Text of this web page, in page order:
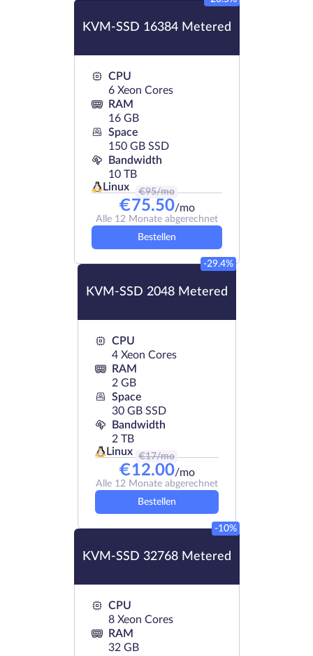
KVM-SSD 16384 Metered
CPU
6 Xeon Cores
RAM
16 GB
Space
150 GB SSD
Bandwidth
10 TB
Linux
€95/mo
€75.50/mo
Alle 12 Monate abgerechnet
Bestellen
KVM-SSD 2048 Metered
-29.4%
CPU
4 Xeon Cores
RAM
2 GB
Space
30 GB SSD
Bandwidth
2 TB
Linux
€17/mo
€12.00/mo
Alle 12 Monate abgerechnet
Bestellen
KVM-SSD 32768 Metered
-10%
CPU
8 Xeon Cores
RAM
32 GB